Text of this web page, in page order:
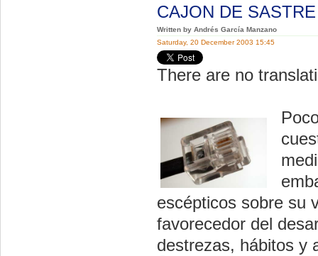
CAJON DE
Written by Andrés García Manzano
Saturday, 20 December 2003 15:45
There are no
escépticos sobre su
favorecedor del
destrezas, hábitos y